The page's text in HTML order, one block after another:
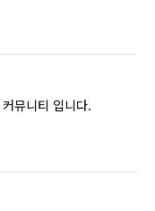
뮤니티 입니다.